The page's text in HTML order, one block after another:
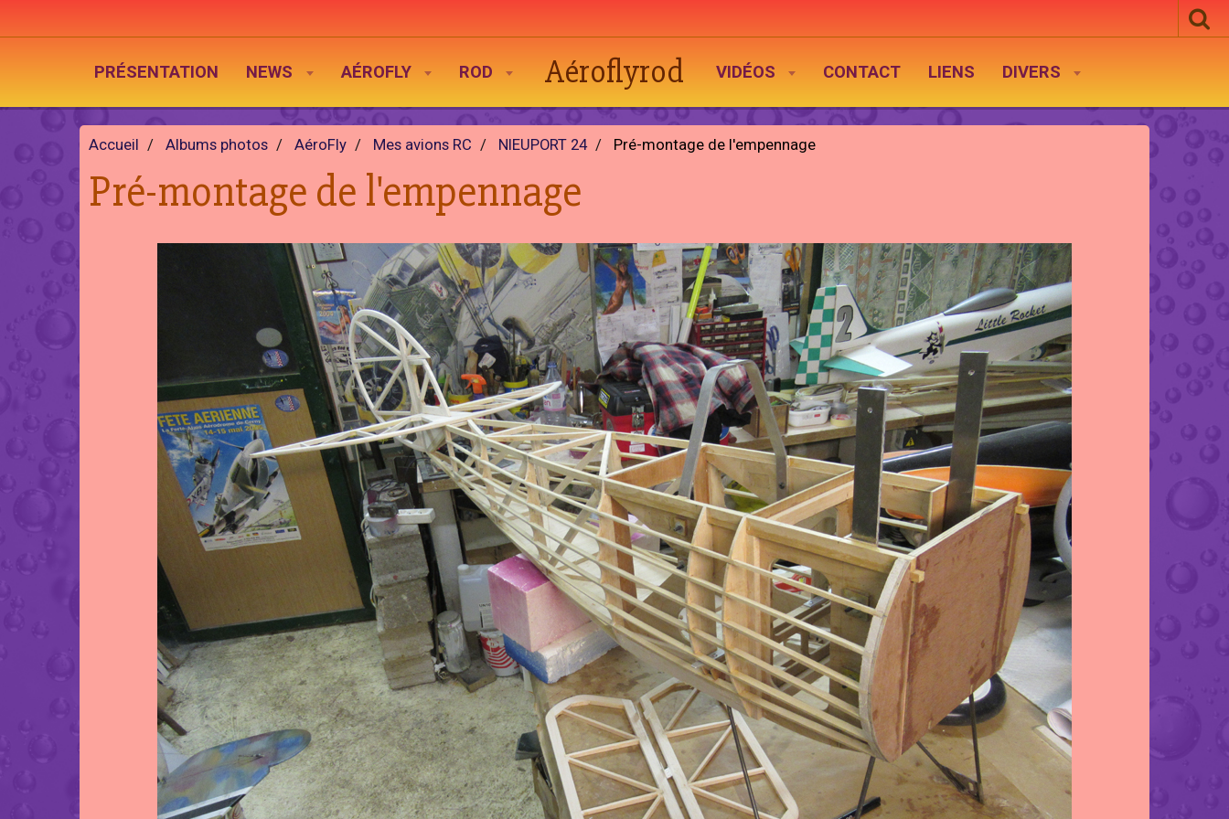
PRÉSENTATION NEWS AÉROFLY ROD Aéroflyrod VIDÉOS CONTACT LIENS DIVERS
Accueil Albums photos AéroFly Mes avions RC NIEUPORT 24 Pré-montage de l'empennage
Pré-montage de l'empennage